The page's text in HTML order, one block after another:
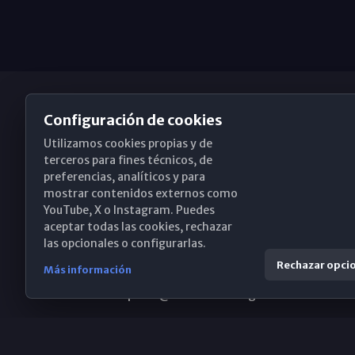
Obispado de Málaga
Santa María, 18-20. 29015 Málaga
(+34) 952 224 386
Configuración de cookies
Utilizamos cookies propias y de
terceros para fines técnicos, de
preferencias, analíticos y para
mostrar contenidos externos como
YouTube, X o Instagram. Puedes
aceptar todas las cookies, rechazar
las opcionales o configurarlas.
Más información Rechazar